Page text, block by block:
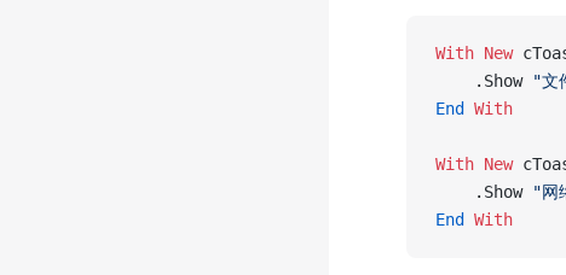
With New
    .Show
"文
End
With
With New
    .Show
"网
End
With